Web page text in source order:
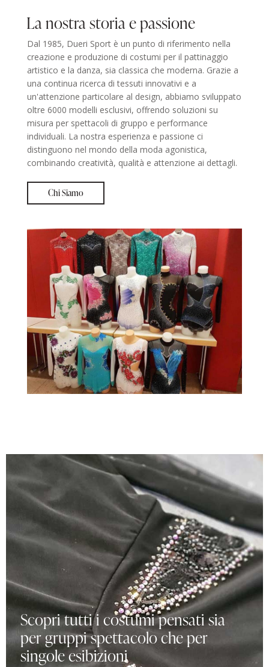
La nostra storia e passione
Dal 1985, Dueri Sport è un punto di riferimento nella
creazione e produzione di costumi per il pattinaggio
artistico e la danza, sia classica che moderna. Grazie a
una continua ricerca di tessuti innovativi e a
un'attenzione particolare al design, abbiamo sviluppato
oltre 6000 modelli esclusivi, offrendo soluzioni su
misura per spettacoli di gruppo e performance
individuali. La nostra esperienza e passione ci
distinguono nel mondo della moda agonistica,
combinando creatività, qualità e attenzione ai dettagli.
Chi Siamo
Scopri tutti i costumi pensati sia
per gruppi spettacolo che per
singole esibizioni